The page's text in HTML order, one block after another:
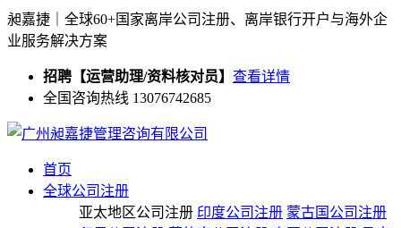
昶嘉捷｜全球60+国家离岸公司注册、离岸银行开户与海外企
业服务解决方案
招聘【运营助理/资料核对员】 查看详情
全国咨询热线 13076742685
首页
全球公司注册
亚太地区公司注册 印度公司注册 蒙古国公司注册